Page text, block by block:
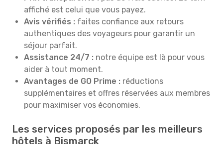
affiché est celui que vous payez.
Avis vérifiés : faites confiance aux retours
authentiques des voyageurs pour garantir un
séjour parfait.
Assistance 24/7 : notre équipe est là pour vous
aider à tout moment.
Avantages de GO Prime : réductions
supplémentaires et offres réservées aux membres
pour maximiser vos économies.
Les services proposés par les meilleurs
hôtels à Bismarck